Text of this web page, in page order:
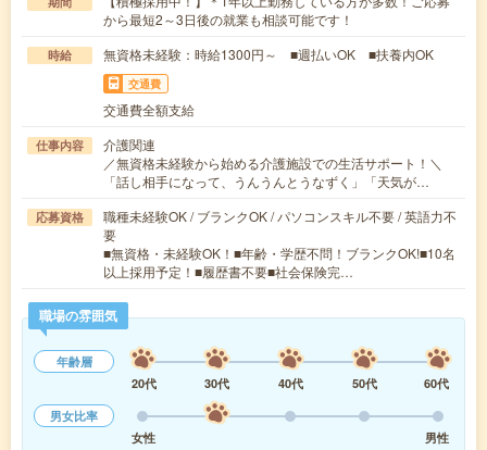
から最短2～3日後の就業も相談可能です！
時給 無資格未経験：時給1300円～ ■週払いOK ■扶養内OK
交通費
交通費全額支給
仕事内容
介護関連
／無資格未経験から始める介護施設での生活サポート！＼
「話し相手になって、うんうんとうなずく」「天気が…
応募資格
職種未経験OK / ブランクOK / パソコンスキル不要 / 英語力不
要
■無資格・未経験OK！■年齢・学歴不問！ブランクOK!■10名
以上採用予定！■履歴書不要■社会保険完…
職場の雰囲気
年齢層
20代
30代 40代 50代
60代
男女比率
女性
男性